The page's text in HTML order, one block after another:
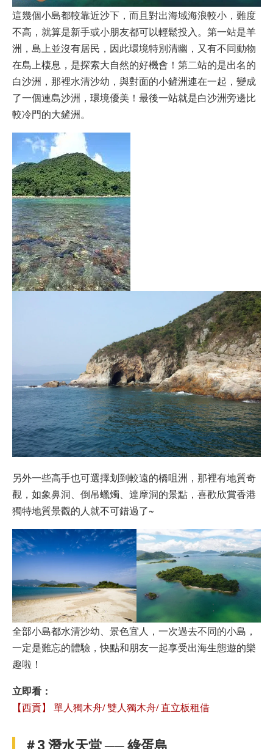
這幾個小島都較靠近沙下，而且對出海域海浪較小，難度
不高，就算是新手或小朋友都可以輕鬆投入。第一站是羊
洲，島上並沒有居民，因此環境特別清幽，又有不同動物
在島上棲息，是探索大自然的好機會！第二站的是出名的
白沙洲，那裡水清沙幼，與對面的小鏟洲連在一起，變成
了一個連島沙洲，環境優美！最後一站就是白沙洲旁邊比
較冷門的大鏟洲。
另外一些高手也可選擇划到較遠的橋咀洲，那裡有地質奇
觀，如象鼻洞、倒吊蠟燭、達摩洞的景點，喜歡欣賞香港
獨特地質景觀的人就不可錯過了~
全部小島都水清沙幼、景色宜人，一次過去不同的小島，
一定是難忘的體驗，快點和朋友一起享受出海生態遊的樂
趣啦！
立即看：
【西貢】 單人獨木舟/ 雙人獨木舟/ 直立板租借